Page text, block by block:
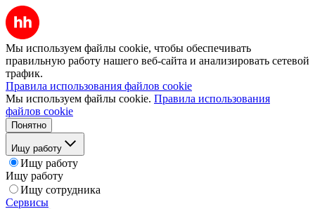
Мы используем файлы cookie, чтобы обеспечивать
правильную работу нашего веб-сайта и анализировать сетевой
трафик.
Правила использования файлов cookie
Мы используем файлы cookie. Правила использования
файлов cookie
Понятно
Ищу работу
Ищу работу
Ищу работу
Ищу сотрудника
Сервисы